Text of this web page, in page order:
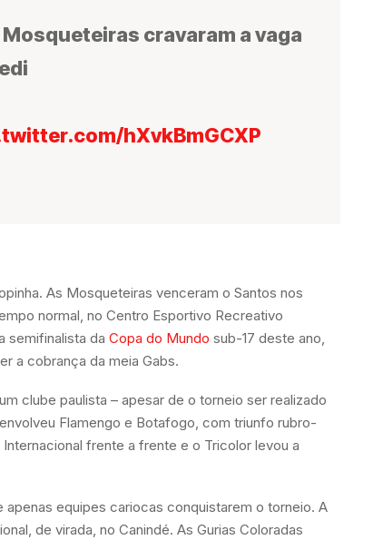
cravaram a vaga
hXvkBmGCXP
As Mosqueteiras venceram o Santos nos
normal, no Centro Esportivo Recreativo
semifinalista da Copa do Mundo sub-17 deste ano,
a cobrança da meia Gabs.
clube paulista – apesar de o torneio ser realizado
Flamengo e Botafogo, com triunfo rubro-
frente a frente e o Tricolor levou a
equipes cariocas conquistarem o torneio. A
de virada, no Canindé. As Gurias Coloradas